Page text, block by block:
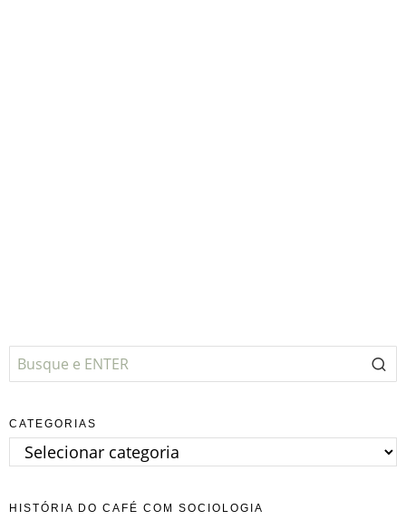
CATEGORIAS
Categorias
HISTÓRIA DO CAFÉ COM SOCIOLOGIA